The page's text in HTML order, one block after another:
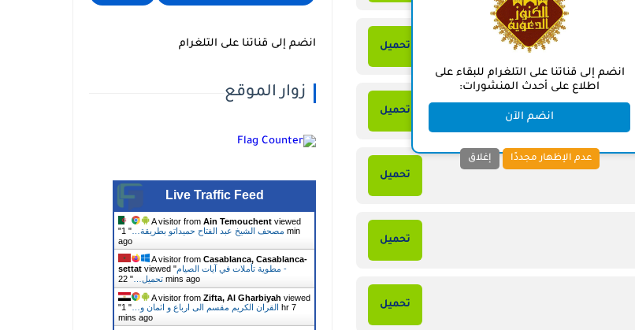
تحميل
تحميل
تحميل
تحميل
تحميل
انضم إلى قناتنا على التلغرام
انضم إلى قناتنا على التلغرام للبقاء على
اطلاع على أحدث المنشورات:
انضم الآن
عدم الإظهار مجددًا إغلاق
زوار الموقع
Live Traffic Feed
A visitor from Ain Temouchent viewed
"
مصحف الشيخ عبد الفتاح حميداتو بطريقة… "
1 min
ago
A visitor from Casablanca, Casablanca-
settat viewed "مطوية تأملات في آيات الصيام‎ -
تحميل… "
22 mins ago
A visitor from Zifta, Al Gharbiyah viewed
"
القران الكريم مقسم الى ارباع و اثمان و… "
1 hr 7
mins ago